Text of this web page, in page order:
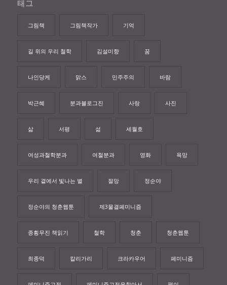
태그
그림책 그림책작가 기억
길 위의 우리 철학 김설미향 꿈
나인당케 맑스 민주주의 바람
박근혜 분과블로그진 사랑 사진
삶 서평 섦 세월호
여성과철학분과 여철분과 영화 욕망
우리 곁에서 빛나는 별 절망 정순야
정순야의 청춘웹툰 제3물결페미니즘
종횡무진 책읽기 철학 청춘 청춘웹툰
최종덕 칼리가리 크라카우어 페미니즘